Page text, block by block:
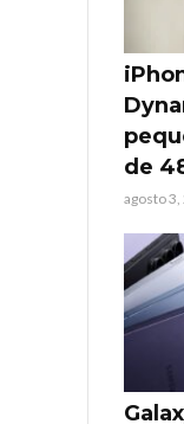
de
agosto